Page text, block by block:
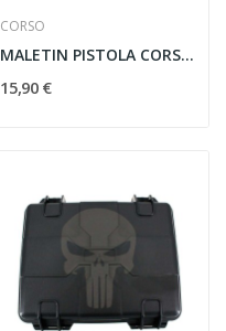
CORSO
MALETIN PISTOLA CORSO RIGIDO CORSAIR MK1 29CM...
15,90 €